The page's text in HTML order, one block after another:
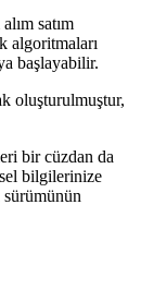
satım
algoritmaları
başlayabilir.
oluşturulmuştur,
bir cüzdan da
bilgilerinize
sürümünün